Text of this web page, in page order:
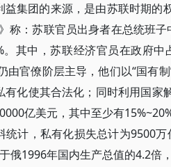
益集团的来源，是由苏联时期的
称：苏联官员出身者在总统班
其中，苏联经济官员在政府
由官僚阶层主导，他们以“国有
化使其合法化；同时利用国家
亿美元，其中至少有
统计，私有化损失总计为9500
俄1996年国内生产总值的4.2倍